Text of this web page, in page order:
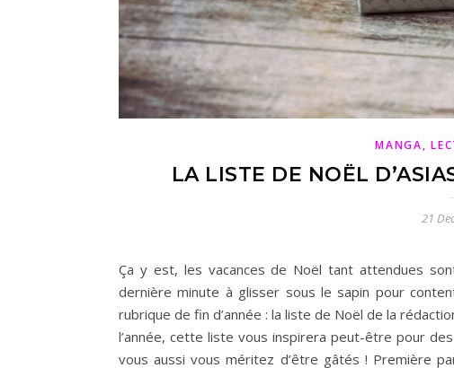
MANGA,
LA LISTE DE NOËL
21
Ça y est, les vacances de Noël tant attendues
dernière minute à glisser sous le sapin pour
rubrique de fin d’année : la liste de Noël de la
l’année, cette liste vous inspirera peut-être pour
vous aussi vous méritez d’être gâtés ! Première